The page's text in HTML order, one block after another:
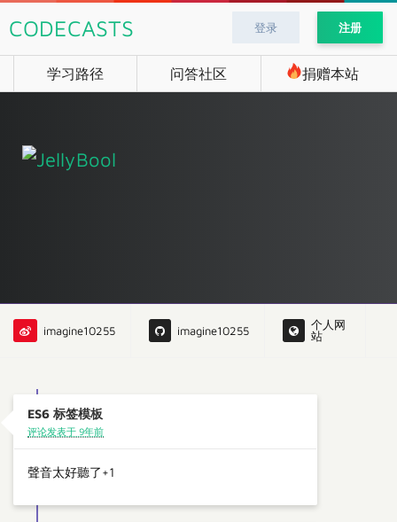
CODECASTS 登录 注册
学习路径 问答社区 捐赠本站
imagine10255 imagine10255
个人网
站
ES6 标签模板
评论发表于 9年前
聲音太好聽了+1